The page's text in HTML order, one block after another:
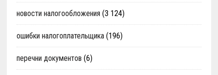
новости налогообложения (3 124)
ошибки налогоплательщика(196)
перечни документов (6)